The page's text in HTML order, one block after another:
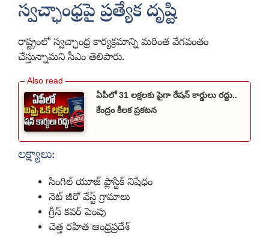
స్వచ్ఛాంధ్రపై ప్రత్యేక దృష్టి
రాష్ట్రంలో స్వచ్ఛాంధ్ర కార్యక్రమాన్ని మరింత వేగవంతం
చేస్తున్నామని సీఎం తెలిపారు.
ఏపీలో 31 లక్షలకు పైగా రేషన్ కార్డులు రద్దు..
కేంద్రం కీలక ప్రకటన
లక్ష్యాలు:
సింగిల్ యూజ్ ప్లాస్టిక్ నిషేధం
నెట్ జీరో వేస్ట్ గ్రామాలు
గ్రీన్ కవర్ పెంపు
చెత్త రహిత ఆంధ్రప్రదేశ్